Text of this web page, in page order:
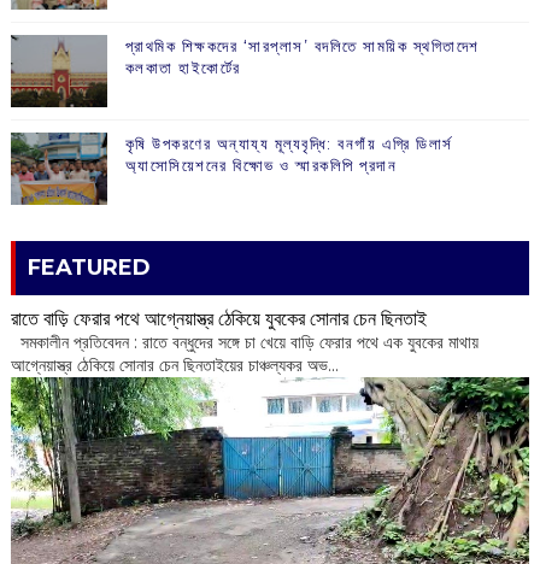
প্রাথমিক শিক্ষকদের ‘সারপ্লাস’ বদলিতে সাময়িক স্থগিতাদেশ
কলকাতা হাইকোর্টের
কৃষি উপকরণের অন্যায্য মূল্যবৃদ্ধি: বনগাঁয় এগ্রি ডিলার্স
অ্যাসোসিয়েশনের বিক্ষোভ ও স্মারকলিপি প্রদান
FEATURED
রাতে বাড়ি ফেরার পথে আগ্নেয়াস্ত্র ঠেকিয়ে যুবকের সোনার চেন ছিনতাই
সমকালীন প্রতিবেদন : রাতে বন্ধুদের সঙ্গে চা খেয়ে বাড়ি ফেরার পথে এক যুবকের মাথায়
আগ্নেয়াস্ত্র ঠেকিয়ে সোনার চেন ছিনতাইয়ের চাঞ্চল্যকর অভ...